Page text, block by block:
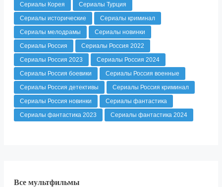
Сериалы Корея
Сериалы Турция
Сериалы исторические
Сериалы криминал
Сериалы мелодрамы
Сериалы новинки
Сериалы Россия
Сериалы Россия 2022
Сериалы Россия 2023
Сериалы Россия 2024
Сериалы Россия боевики
Сериалы Россия военные
Сериалы Россия детективы
Сериалы Россия криминал
Сериалы Россия новинки
Сериалы фантастика
Сериалы фантастика 2023
Сериалы фантастика 2024
Все мультфильмы